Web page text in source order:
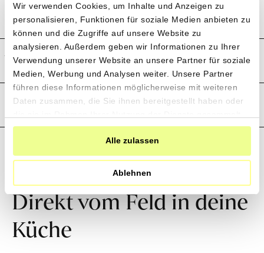
Wir verwenden Cookies, um Inhalte und Anzeigen zu
personalisieren, Funktionen für soziale Medien anbieten zu
können und die Zugriffe auf unsere Website zu
analysieren. Außerdem geben wir Informationen zu Ihrer
Verwendung unserer Website an unsere Partner für soziale
Medien, Werbung und Analysen weiter. Unsere Partner
führen diese Informationen möglicherweise mit weiteren
Daten zusammen, die Sie ihnen bereitgestellt haben oder
haben.
Alle zulassen
Ablehnen
Preistransparenz
Weitere Informationen
Rezensionen
Direkt vom Feld in deine
Küche